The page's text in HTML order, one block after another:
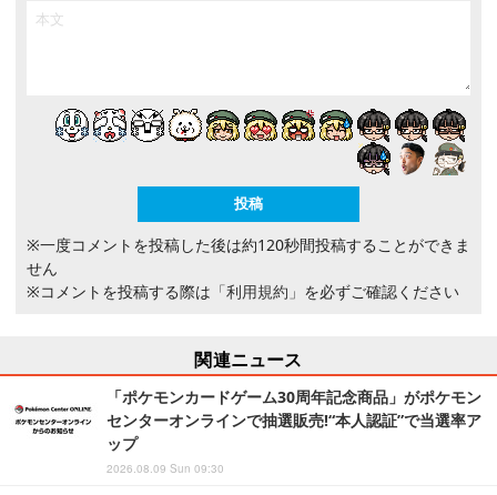
※一度コメントを投稿した後は約120秒間投稿することができま
せん
※コメントを投稿する際は 「利用規約」 を必ずご確認ください
関連ニュース
「ポケモンカードゲーム30周年記念商品」がポケモン
センターオンラインで抽選販売!“本人認証”で当選率ア
ップ
2026.08.09 Sun 09:30